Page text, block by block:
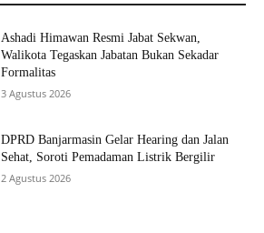
Ashadi Himawan Resmi Jabat Sekwan,
Walikota Tegaskan Jabatan Bukan Sekadar
Formalitas
3 Agustus 2026
DPRD Banjarmasin Gelar Hearing dan Jalan
Sehat, Soroti Pemadaman Listrik Bergilir
2 Agustus 2026